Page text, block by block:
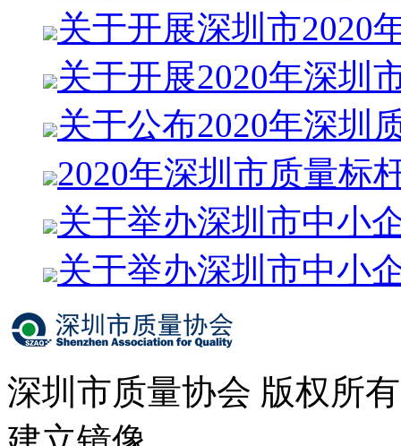
关于开展深圳市2020
关于开展2020年深圳
关于公布2020年深圳
2020年深圳市质量标
关于举办深圳市中小
关于举办深圳市中小
深圳市质量协会 版权所